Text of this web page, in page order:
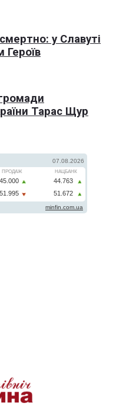
у Славуті
Героїв
Тарас Щур